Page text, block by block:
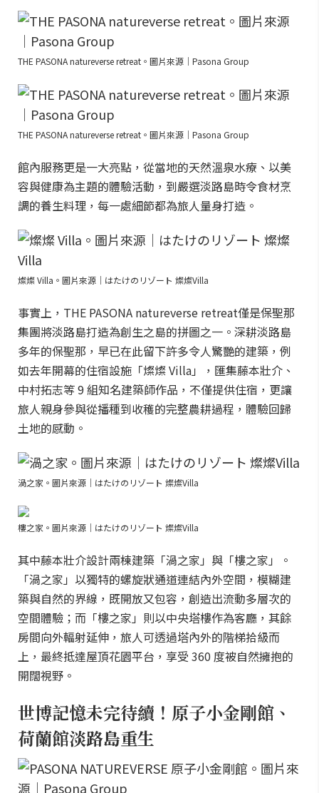
THE PASONA natureverse retreat。圖片來源｜Pasona Group
THE PASONA natureverse retreat。圖片來源｜Pasona Group
館內服務更是一大亮點，從當地的天然溫泉水療、以美
容與健康為主題的體驗活動，到嚴選淡路島時令食材烹
調的養生料理，每一處細節都為旅人量身打造。
燦燦 Villa。圖片來源｜はたけのリゾート 燦燦Villa
事實上，THE PASONA natureverse retreat僅是保聖那
集團將淡路島打造為創生之島的拼圖之一。深耕淡路島
多年的保聖那，早已在此留下許多令人驚艷的建築，例
如去年開幕的住宿設施「燦燦 Villa」，匯集藤本壯介、
中村拓志等 9 組知名建築師作品，不僅提供住宿，更讓
旅人親身參與從播種到收穫的完整農耕過程，體驗回歸
土地的感動。
渦之家。圖片來源｜はたけのリゾート 燦燦Villa
樓之家。圖片來源｜はたけのリゾート 燦燦Villa
其中藤本壯介設計兩棟建築「渦之家」與「樓之家」。
「渦之家」以獨特的螺旋狀通道連結內外空間，模糊建
築與自然的界線，既開放又包容，創造出流動多層次的
空間體驗；而「樓之家」則以中央塔樓作為客廳，其餘
房間向外輻射延伸，旅人可透過塔內外的階梯拾級而
上，最終抵達屋頂花園平台，享受 360 度被自然擁抱的
開闊視野。
世博記憶未完待續！原子小金剛館、
荷蘭館淡路島重生